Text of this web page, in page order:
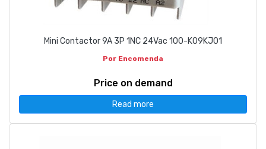
Mini Contactor 9A 3P 1NC 24Vac 100-K09KJ01
Por Encomenda
Price on demand
Read more